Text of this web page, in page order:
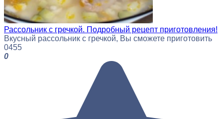
Рассольник с гречкой. Подробный рецепт приготовления!
Вкусный рассольник с гречкой, Вы сможете приготовить
0455
0